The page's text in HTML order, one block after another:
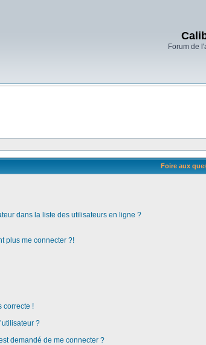
Forum de
Foire aux
dans la liste des utilisateurs en ligne ?
plus me connecter ?!
correcte !
?
demandé de me connecter ?